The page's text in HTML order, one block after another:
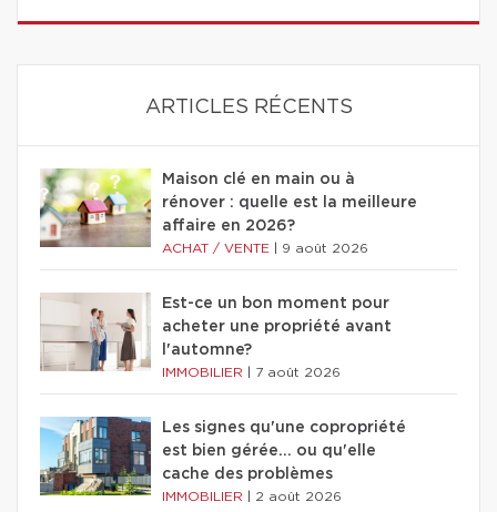
ARTICLES RÉCENTS
Maison clé en main ou à
rénover : quelle est la meilleure
affaire en 2026?
ACHAT / VENTE 9 août 2026
Est-ce un bon moment pour
acheter une propriété avant
l'automne?
IMMOBILIER 7 août 2026
Les signes qu'une copropriété
est bien gérée… ou qu'elle
cache des problèmes
IMMOBILIER 2 août 2026